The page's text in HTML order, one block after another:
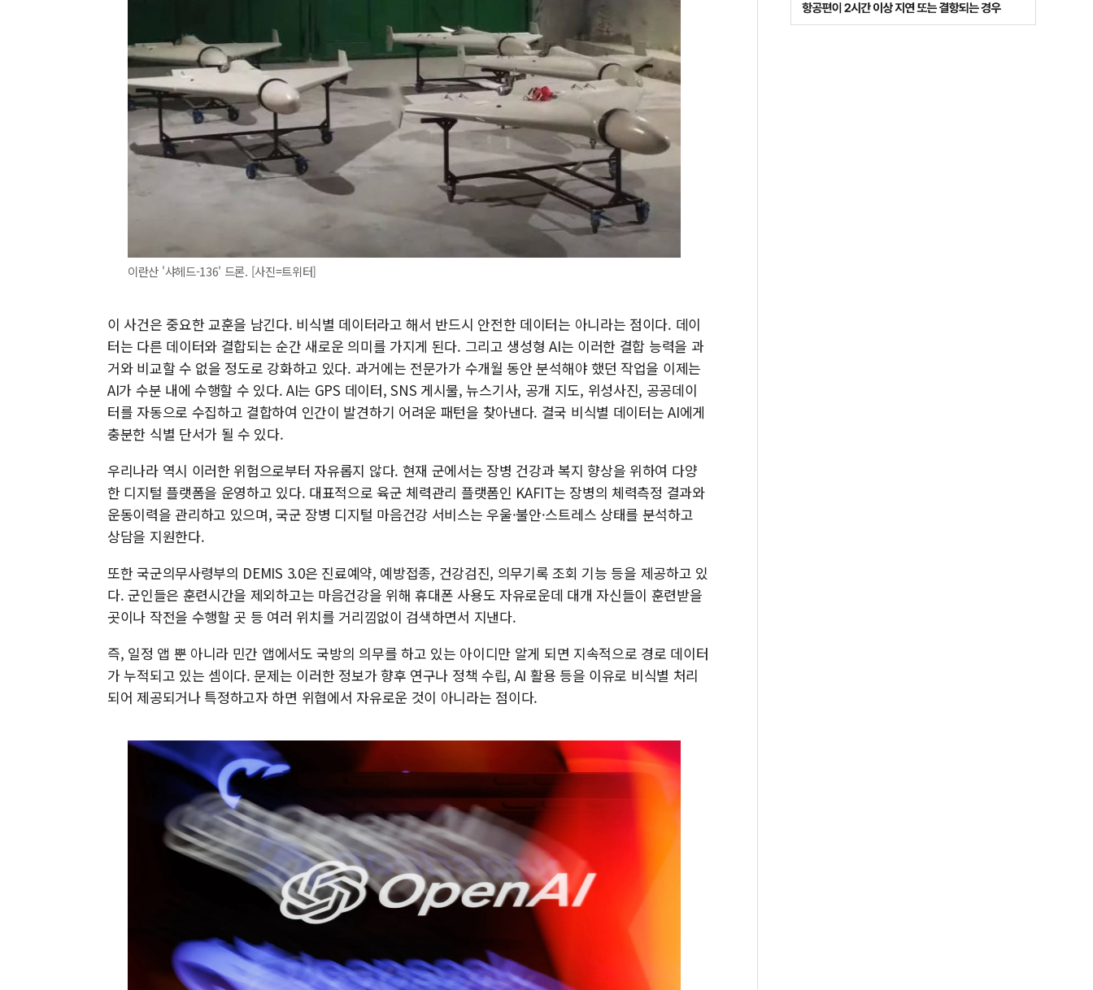
이란산 '샤헤드-136' 드론. [사진=트위터]
이 사건은 중요한 교훈을 남긴다. 비식별 데이터라고 해서 반드시 안전한 데이터는 아니라는 점이다. 데이
터는 다른 데이터와 결합되는 순간 새로운 의미를 가지게 된다. 그리고 생성형 AI는 이러한 결합 능력을 과
거와 비교할 수 없을 정도로 강화하고 있다. 과거에는 전문가가 수개월 동안 분석해야 했던 작업을 이제는
AI가 수분 내에 수행할 수 있다. AI는 GPS 데이터, SNS 게시물, 뉴스기사, 공개 지도, 위성사진, 공공데이
터를 자동으로 수집하고 결합하여 인간이 발견하기 어려운 패턴을 찾아낸다. 결국 비식별 데이터는 AI에게
충분한 식별 단서가 될 수 있다.
우리나라 역시 이러한 위험으로부터 자유롭지 않다. 현재 군에서는 장병 건강과 복지 향상을 위하여 다양
한 디지털 플랫폼을 운영하고 있다. 대표적으로 육군 체력관리 플랫폼인 KAFIT는 장병의 체력측정 결과와
운동이력을 관리하고 있으며, 국군 장병 디지털 마음건강 서비스는 우울·불안·스트레스 상태를 분석하고
상담을 지원한다.
또한 국군의무사령부의 DEMIS 3.0은 진료예약, 예방접종, 건강검진, 의무기록 조회 기능 등을 제공하고 있
다. 군인들은 훈련시간을 제외하고는 마음건강을 위해 휴대폰 사용도 자유로운데 대개 자신들이 훈련받을
곳이나 작전을 수행할 곳 등 여러 위치를 거리낌없이 검색하면서 지낸다.
즉, 일정 앱 뿐 아니라 민간 앱에서도 국방의 의무를 하고 있는 아이디만 알게 되면 지속적으로 경로 데이터
가 누적되고 있는 셈이다. 문제는 이러한 정보가 향후 연구나 정책 수립, AI 활용 등을 이유로 비식별 처리
되어 제공되거나 특정하고자 하면 위협에서 자유로운 것이 아니라는 점이다.